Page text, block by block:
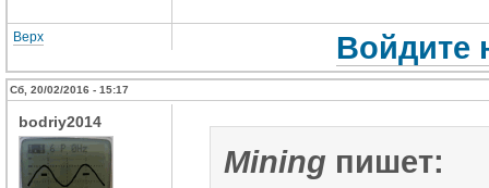
Верх Войдите
Сб, 20/02/2016 - 15:17
bodriy2014
Mining пишет: